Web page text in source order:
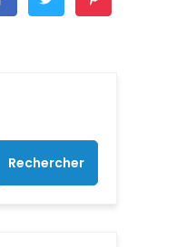
Rechercher